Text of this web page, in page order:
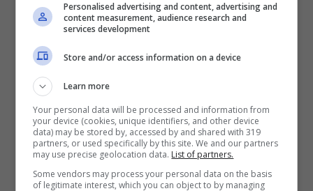
Per raggiungere questa risoluzione, con tutte
le impostazioni al massimo ed ottenere al
minimo35 frame al secondo,avrete
bisogno di una
o di una
ATI R9
Personalised advertising and content, advertising and
content measurement, audience research and
services development
Store and/or access information on a device
Learn more
Your personal data will be processed and information from
your device (cookies, unique identifiers, and other device
data) may be stored by, accessed by and shared with 319
partners, or used specifically by this site. We and our partners
may use precise geolocation data. List of partners.
Some vendors may process your personal data on the basis
of legitimate interest, which you can object to by managing